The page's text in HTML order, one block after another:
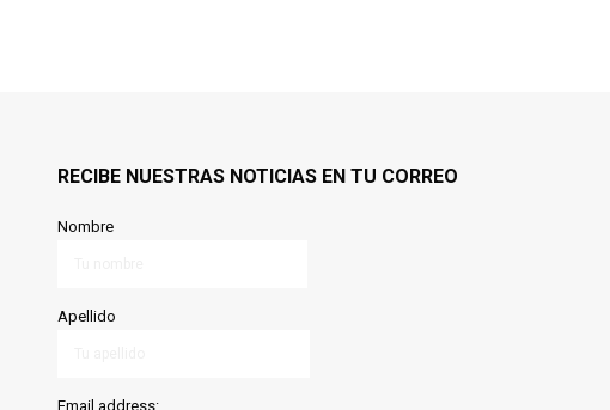
RECIBE NUESTRAS NOTICIAS EN TU CORREO
Nombre
Apellido
Email address: